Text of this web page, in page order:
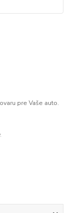
pre Vaše auto.